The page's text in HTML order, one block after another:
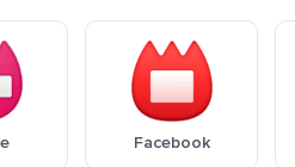
Facebook